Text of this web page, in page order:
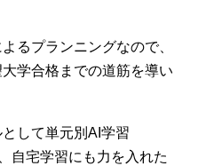
るプランニングなので、
学合格までの道筋を導い
して単元別AI学習
自宅学習にも力を入れた